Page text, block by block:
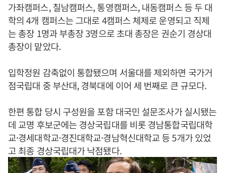
가좌캠퍼스, 칠남캠퍼스, 통영캠퍼스, 내동캠퍼스 등 두 대
학의 4개 캠퍼스는 그대로 4캠퍼스 체제로 운영되고 직제
는 총장 1명과 부총장 3명으로 초대 총장은 권순기 경상대
총장이 맡았다.
입학정원 감축없이 통합됐으며 서울대를 제외하면 국가거
점국립대 중 부산대, 경북대에 이어 세 번째로 큰 규모다.
한편 통합 당시 구성원을 포함 대국민 설문조사가 실시됐는
데 교명 후보군에는 경상국립대를 비롯 경남통합국립대학
교·경세대학교·경진대학교·경남혁신대학교 등 5개가 있었
고 최종 경상국립대가 낙점됐다.